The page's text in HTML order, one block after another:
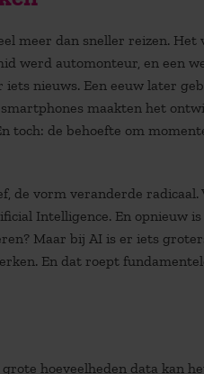
meer dan sneller reizen.
werd automonteur, en een
nieuws. Een eeuw later
maakten het
toch: de behoefte om
de vorm veranderde radicaal.
Intelligence. En opnieuw
Maar bij AI is er iets
En dat roept
hoeveelheden data kan